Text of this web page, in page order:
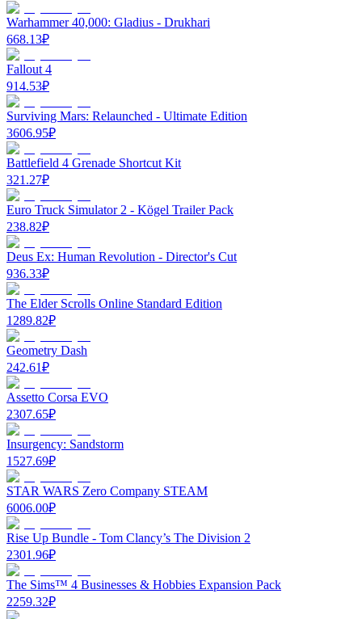
Warhammer 40,000: Gladius - Drukhari
668.13₽
Fallout 4
914.53₽
Surviving Mars: Relaunched - Ultimate Edition
3606.95₽
Battlefield 4 Grenade Shortcut Kit
321.27₽
Euro Truck Simulator 2 - Kögel Trailer Pack
238.82₽
Deus Ex: Human Revolution - Director's Cut
936.33₽
The Elder Scrolls Online Standard Edition
1289.82₽
Geometry Dash
242.61₽
Assetto Corsa EVO
2307.65₽
Insurgency: Sandstorm
1527.69₽
STAR WARS Zero Company STEAM
6006.00₽
Rise Up Bundle - Tom Clancy’s The Division 2
2301.96₽
The Sims™ 4 Businesses & Hobbies Expansion Pack
2259.32₽